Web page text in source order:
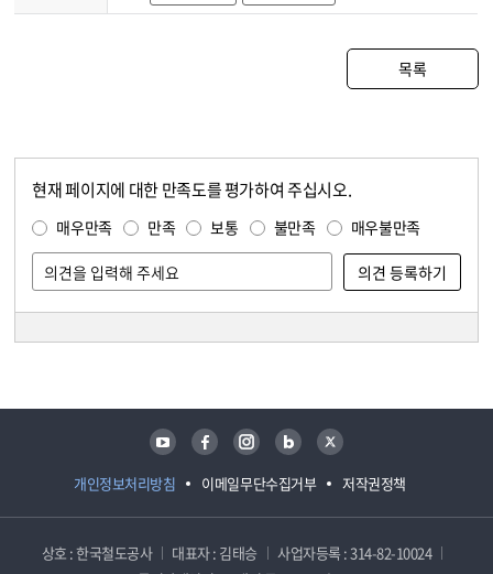
목록
현재 페이지에 대한 만족도를 평가하여 주십시오.
매우만족 만족 보통 불만족 매우불만족
개인정보처리방침 이메일무단수집거부 저작권정책
유튜브 페이스북 인스타그램 블로그 트위터
상호 : 한국철도공사 대표자 : 김태승
사업자등록 : 314-82-10024